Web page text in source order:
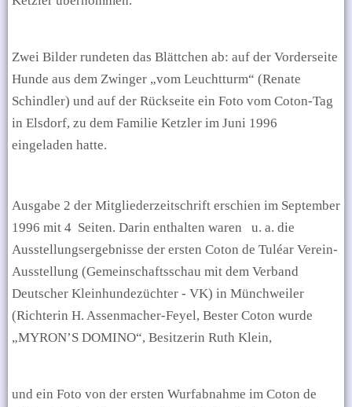
Zwei Bilder rundeten das Blättchen ab: auf der Vorderseite
Hunde aus dem Zwinger „vom Leuchtturm“ (Renate
Schindler) und auf der Rückseite ein Foto vom Coton-Tag
in Elsdorf, zu dem Familie Ketzler im Juni 1996
eingeladen hatte.
Ausgabe 2 der Mitgliederzeitschrift erschien im September
1996 mit 4 Seiten. Darin enthalten waren
u. a. die
Ausstellungsergebnisse der ersten Coton de Tuléar Verein-
Ausstellung (Gemeinschaftsschau mit dem Verband
Deutscher Kleinhundezüchter - VK) in Münchweiler
(Richterin H. Assenmacher-Feyel, Bester Coton wurde
„MYRON’S DOMINO“, Besitzerin Ruth Klein,
und ein Foto von der ersten Wurfabnahme im Coton de